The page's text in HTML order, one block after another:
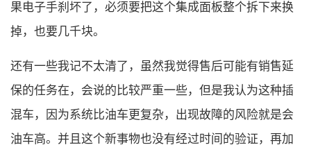
果电子手刹坏了，必须要把这个集成面板整个拆下来换
掉，也要几千块。
还有一些我记不太清了，虽然我觉得售后可能有销售延
保的任务在，会说的比较严重一些，但是我认为这种插
混车，因为系统比油车更复杂，出现故障的风险就是会
油车高。并且这个新事物也没有经过时间的验证，再加